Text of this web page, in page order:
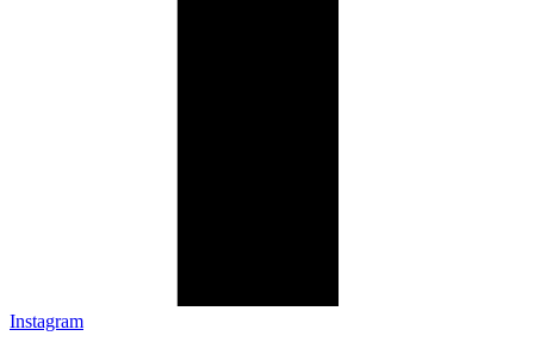
Instagram